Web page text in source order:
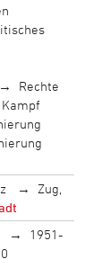
Rechte
Kampf
Zug,
1951-